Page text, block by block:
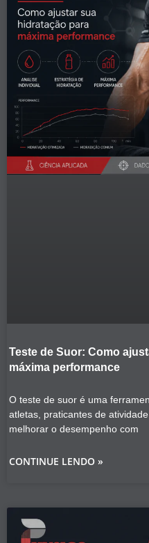
Teste de Suor: Como
máxima performance
O teste de suor é uma
atletas, praticantes de
melhorar o desempenho com
CONTINUE LENDO »